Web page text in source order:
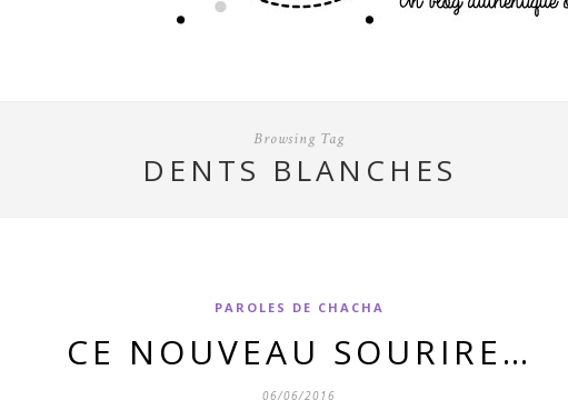
Browsing Tag
DENTS BLANCHES
PAROLES DE CHACHA
CE NOUVEAU SOURIRE…
06/06/2016